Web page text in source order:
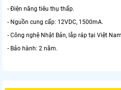
- Điện năng tiêu thụ thấp.
- Nguồn cung cấp: 12VDC, 1500mA.
- Công nghệ Nhật Bản, lắp ráp tại Việt
- Bảo hành: 2 năm.